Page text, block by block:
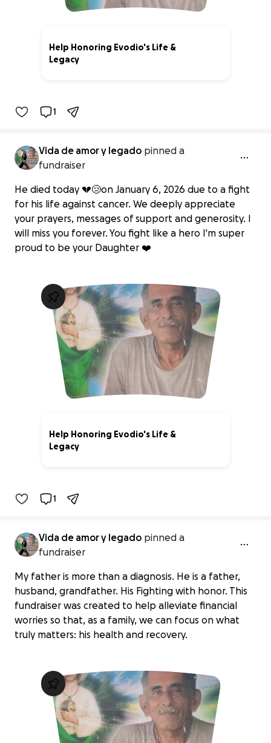
Help Honoring Evodio's Life &
Legacy
1
Vida de amor y legado pinned a
fundraiser
He died today 💔😢on January 6, 2026 due to a fight
for his life against cancer. We deeply appreciate
your prayers, messages of support and generosity. I
will miss you forever. You fight like a hero I'm super
proud to be your Daughter ❤️
Help Honoring Evodio's Life &
Legacy
1
Vida de amor y legado pinned a
fundraiser
My father is more than a diagnosis. He is a father,
husband, grandfather. His Fighting with honor. This
fundraiser was created to help alleviate financial
worries so that, as a family, we can focus on what
truly matters: his health and recovery.